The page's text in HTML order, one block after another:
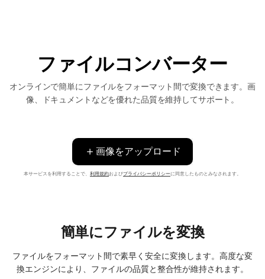
ファイルコンバーター
オンラインで簡単にファイルをフォーマット間で変換できます。画
像、ドキュメントなどを優れた品質を維持してサポート。
画像をアップロード
本サービスを利用することで、 利用規約およびプライバシーポリシーに同意したものとみなされます。
簡単にファイルを変換
ファイルをフォーマット間で素早く安全に変換します。高度な変
換エンジンにより、ファイルの品質と整合性が維持されます。